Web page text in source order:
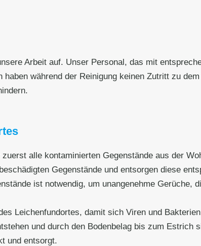
Arbeit auf. Unser Personal, das mit
während der Reinigung keinen Zutritt zu
alle kontaminierten Gegenstände aus der
Gegenstände und entsorgen diese
ist notwendig, um unangenehme Gerüche,
Leichenfundortes, damit sich Viren und
und durch den Bodenbelag bis zum Estrich
und entsorgt.